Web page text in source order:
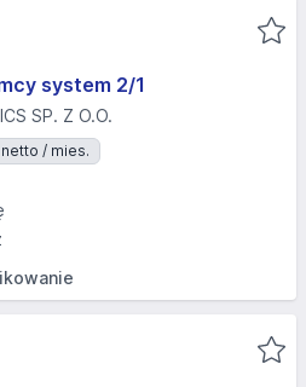
system 2/1
SP. Z O.O.
netto / mies.